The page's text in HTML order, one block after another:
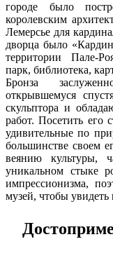
городе было
королевским
Лемерсье для
дворца было
территории Пале-
парк, библиотека,
Бронза
открывшемуся
скульптора и
работ. Посетить его
удивительные по
большинстве своем
веянию культуры,
уникальном стыке
импрессионизма,
музей, чтобы увидеть